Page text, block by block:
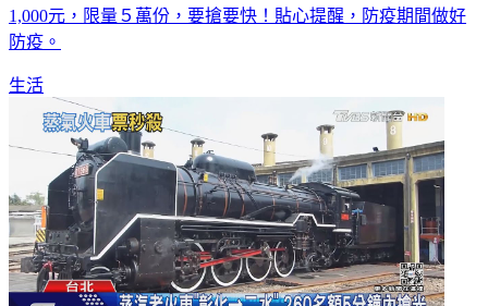
1,000元，限量５萬份，要搶要快！貼心提醒，防疫期間做好
防疫。
生活